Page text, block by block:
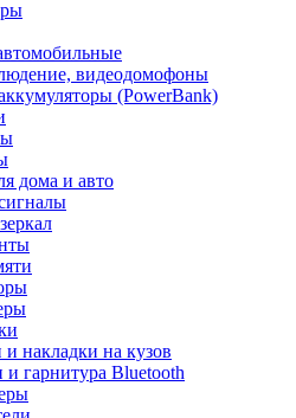
видеодомофоны
(PowerBank)
дома и авто
накладки на кузов
гарнитура Bluetooth